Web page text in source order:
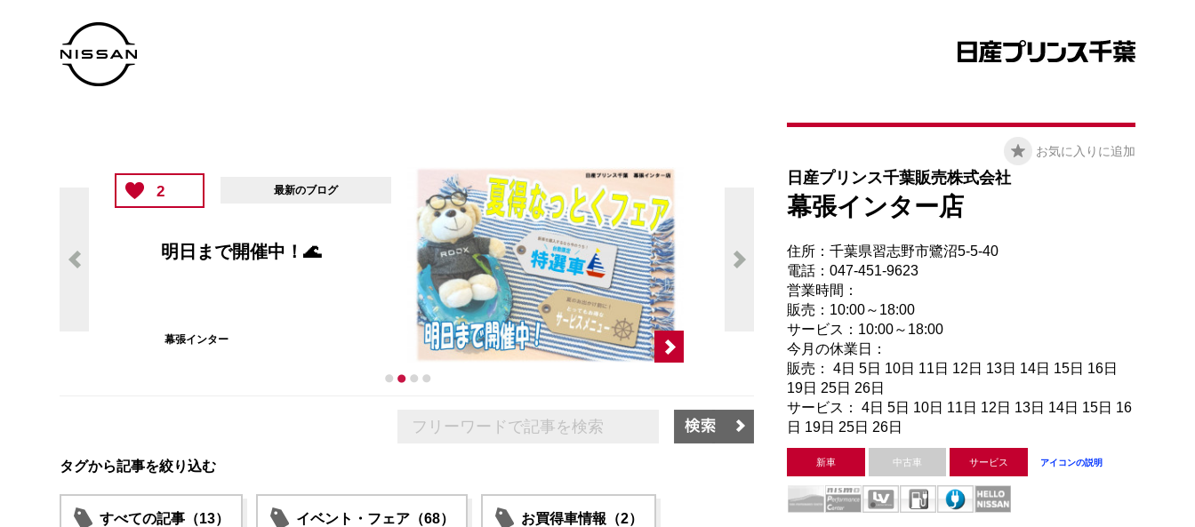
2 最新のブログ
明日まで開催中！🌊
幕張インター
タグから記事を絞り込む
すべての記事（13） イベント・フェア（68） お買得車情報（2）
お気に入りに追加
日産プリンス千葉販売株式会社
幕張インター店
住所：千葉県習志野市鷺沼5-5-40
電話：047-451-9623
営業時間：
販売：10:00～18:00
サービス：10:00～18:00
今月の休業日：
販売： 4日 5日 10日 11日 12日 13日 14日 15日 16日
19日 25日 26日
サービス： 4日 5日 10日 11日 12日 13日 14日 15日 16
日 19日 25日 26日
新車 中古車 サービス アイコンの説明